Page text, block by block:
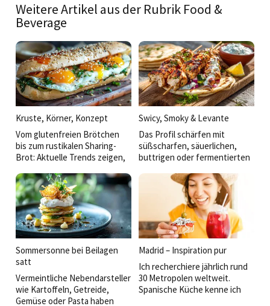
Weitere Artikel aus der Rubrik Food &
Beverage
Kruste, Körner, Konzept
Vom glutenfreien Brötchen
bis zum rustikalen Sharing-
Brot: Aktuelle Trends zeigen,
Backwarenangebots in der
Verbindung von Genuss,
Gesundheit und Convenience
liegt.
Swicy, Smoky & Levante
Das Profil schärfen mit
süßscharfen, säuerlichen,
buttrigen oder fermentierten
der thailändischen über die
BBQ- bis hin zur Mezzekultur:
So werden einfache Gerichte
veredelt und der Koch kann
eine eigene Handschrift
zeigen.
Sommersonne bei Beilagen
satt
Vermeintliche Nebendarsteller
wie Kartoffeln, Getreide,
Gemüse oder Pasta haben
Madrid – Inspiration pur
Ich recherchiere jährlich rund
30 Metropolen weltweit.
Spanische Küche kenne ich